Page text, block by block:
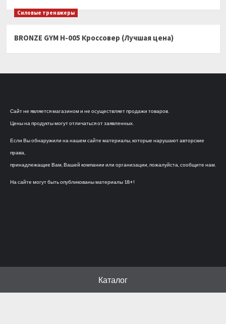
Силовые тренажеры
BRONZE GYM H-005 Кроссовер (Лучшая цена)
Сайт не является магазином и не осуществляет продажи товаров.
Цены на продукты могут отличаться от заявленных.
Если Вы обнаружили на нашем сайте материалы, которые нарушают авторские
права,
принадлежащие Вам, Вашей компании или организации, пожалуйста, сообщите нам.
На сайте могут быть опубликованы материалы 18+!
Каталог